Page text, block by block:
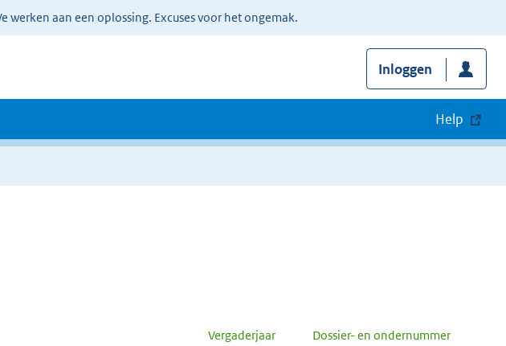
aan een oplossing. Excuses voor het ongemak.
Inloggen
Help
Vergaderjaar Dossier- en ondernummer